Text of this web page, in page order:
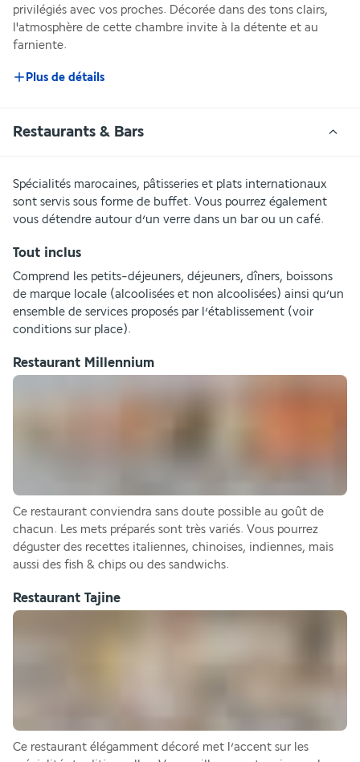
privilégiés avec vos proches. Décorée dans des tons clairs,
l'atmosphère de cette chambre invite à la détente et au
farniente.
Plus de détails
Restaurants & Bars
Spécialités marocaines, pâtisseries et plats internationaux
sont servis sous forme de buffet. Vous pourrez également
vous détendre autour d’un verre dans un bar ou un café.
Tout inclus
Comprend les petits-déjeuners, déjeuners, dîners, boissons
de marque locale (alcoolisées et non alcoolisées) ainsi qu’un
ensemble de services proposés par l’établissement (voir
conditions sur place).
Restaurant Millennium
Ce restaurant conviendra sans doute possible au goût de
chacun. Les mets préparés sont très variés. Vous pourrez
déguster des recettes italiennes, chinoises, indiennes, mais
aussi des fish & chips ou des sandwichs.
Restaurant Tajine
Ce restaurant élégamment décoré met l’accent sur les